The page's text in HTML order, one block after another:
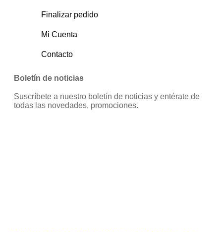
Finalizar pedido
Mi Cuenta
Contacto
Boletín de noticias
Suscríbete a nuestro boletín de noticias y entérate de
todas las novedades, promociones.